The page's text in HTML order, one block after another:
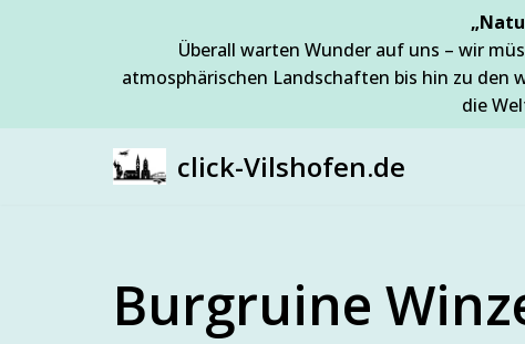
Überall warten Wunder auf uns – wir
atmosphärischen Landschaften bis hin zu den
die
click-Vilshofen.de
Burgruine